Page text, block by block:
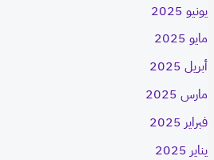
يونيو 2025
مايو 2025
أبريل 2025
مارس 2025
فبراير 2025
يناير 2025